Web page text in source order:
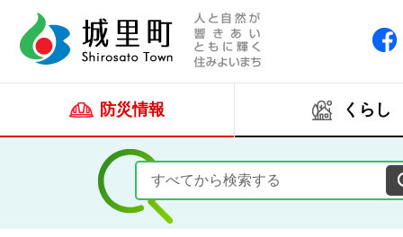
防災情報 くらし